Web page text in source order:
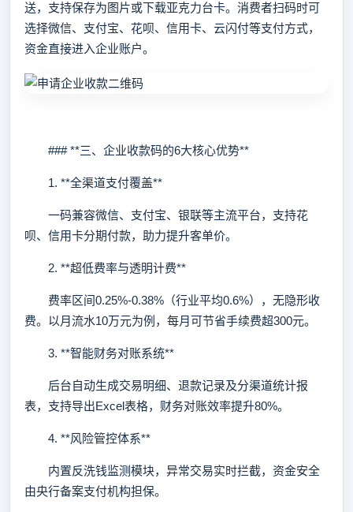
送，支持保存为图片或下载亚克力台卡。消费者扫码时可
选择微信、支付宝、花呗、信用卡、云闪付等支付方式，
资金直接进入企业账户。
### **三、企业收款码的6大核心优势**
1. **全渠道支付覆盖**
一码兼容微信、支付宝、银联等主流平台，支持花
呗、信用卡分期付款，助力提升客单价。
2. **超低费率与透明计费**
费率区间0.25%-0.38%（行业平均0.6%），无隐形收
费。以月流水10万元为例，每月可节省手续费超300元。
3. **智能财务对账系统**
后台自动生成交易明细、退款记录及分渠道统计报
表，支持导出Excel表格，财务对账效率提升80%。
4. **风险管控体系**
内置反洗钱监测模块，异常交易实时拦截，资金安全
由央行备案支付机构担保。